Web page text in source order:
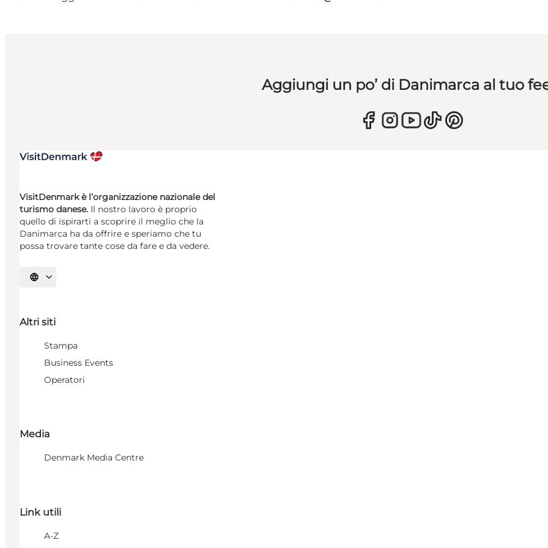
Aggiungi un po’ di Danimarca al tuo
VisitDenmark è l’organizzazione nazionale del
turismo danese. Il nostro lavoro è proprio
quello di ispirarti a scoprire il meglio che la
Danimarca ha da offrire e speriamo che tu
possa trovare tante cose da fare e da vedere.
Seleziona la lingua
Altri siti
Stampa
Business Events
Operatori
Media
Denmark Media Centre
Link utili
A-Z